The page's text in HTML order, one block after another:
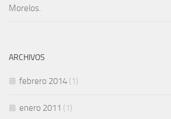
Morelos.
ARCHIVOS
febrero 2014 (1)
enero 2011 (1)